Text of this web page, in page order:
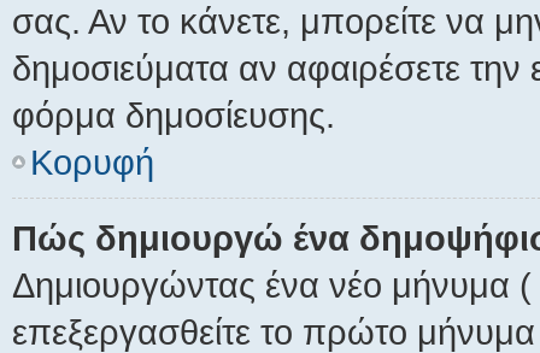
σας. Αν το κάνετε, μπορείτε να
δημοσιεύματα αν αφαιρέσετε
φόρμα δημοσίευσης.
Κορυφή
Πώς δημιουργώ ένα
Δημιουργώντας ένα νέο μήνυμα (
επεξεργασθείτε το πρώτο